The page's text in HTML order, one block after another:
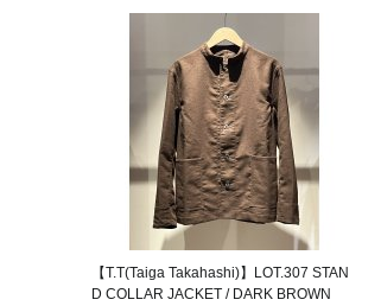
【T.T(Taiga Takahashi)】LOT.307 STAN
D COLLAR JACKET / DARK BROWN